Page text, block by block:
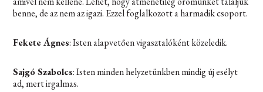
benne, de az nem az igazi. Ezzel foglalkozott a harmadik csoport.
Fekete Ágnes: Isten alapvetően vigasztalóként közeledik.
Sajgó Szabolcs: Isten minden helyzetünkben mindig új esélyt
ad, mert irgalmas.